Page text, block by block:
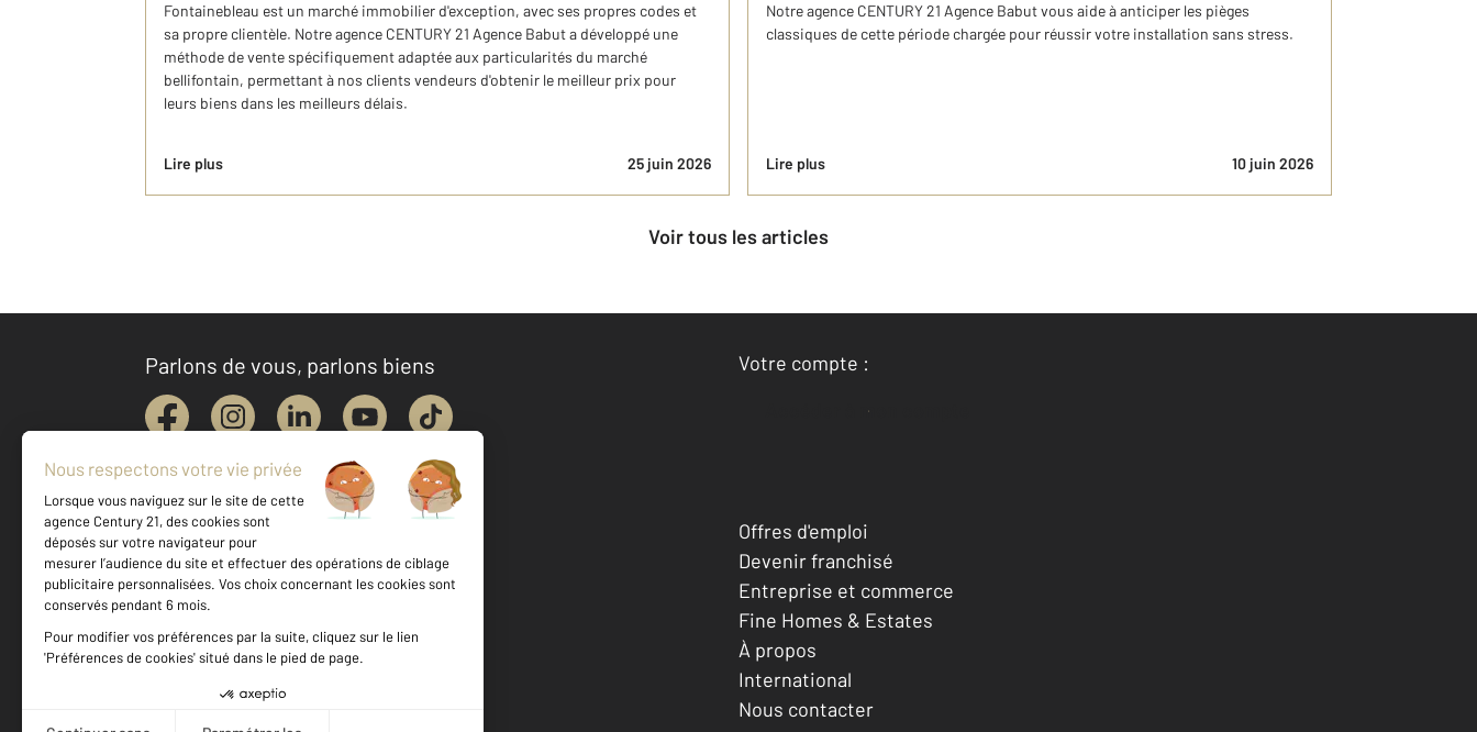
Fontainebleau est un marché immobilier d'exception, avec ses propres codes et
sa propre clientèle. Notre agence CENTURY 21 Agence Babut a développé une
méthode de vente spécifiquement adaptée aux particularités du marché
bellifontain, permettant à nos clients vendeurs d'obtenir le meilleur prix pour
leurs biens dans les meilleurs délais.
Lire plus 25 juin 2026
Notre agence CENTURY 21 Agence Babut vous aide à anticiper les pièges
classiques de cette période chargée pour réussir votre installation sans stress.
Lire plus 10 juin 2026
Voir tous les articles
Parlons de vous, parlons biens
Votre compte :
Accéder à mon compte
Votre agence est notée
Achat
Location
Offres d'emploi
Devenir franchisé
Entreprise et commerce
Fine Homes & Estates
À propos
International
Nous contacter